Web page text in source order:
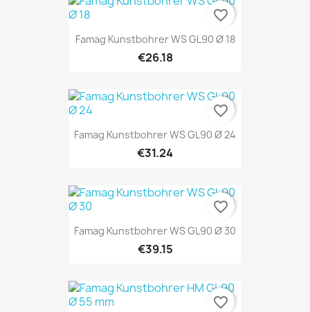
Famag Kunstbohrer WS GL90 Ø 18
€26.18
favorite_border
Famag Kunstbohrer WS GL90 Ø 24
€31.24
favorite_border
Famag Kunstbohrer WS GL90 Ø 30
€39.15
favorite_border
favorite_border